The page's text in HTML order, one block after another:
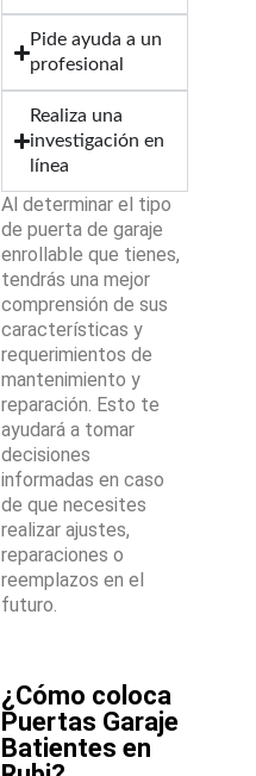
Pide ayuda a un
profesional
Realiza una
investigación en
línea
Al determinar el tipo
de puerta de garaje
enrollable que tienes,
tendrás una mejor
comprensión de sus
características y
requerimientos de
mantenimiento y
reparación. Esto te
ayudará a tomar
decisiones
informadas en caso
de que necesites
realizar ajustes,
reparaciones o
reemplazos en el
futuro.
¿Cómo coloca
Puertas Garaje
Batientes en